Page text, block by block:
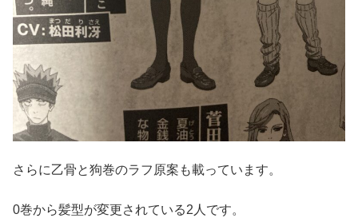
さらに乙骨と狗巻のラフ原案も載っています。
0巻から髪型が変更されている2人です。